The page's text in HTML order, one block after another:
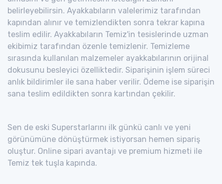
belirleyebilirsin. Ayakkabıların valelerimiz tarafından
kapından alınır ve temizlendikten sonra tekrar kapına
teslim edilir. Ayakkabıların Temiz'in tesislerinde uzman
ekibimiz tarafından özenle temizlenir. Temizleme
sırasında kullanılan malzemeler ayakkabılarının orijinal
dokusunu besleyici özelliktedir. Siparişinin işlem süreci
anlık bildirimler ile sana haber verilir. Ödeme ise siparişin
sana teslim edildikten sonra kartından çekilir.
Sen de eski Superstarlarını ilk günkü canlı ve yeni
görünümüne dönüştürmek istiyorsan hemen sipariş
oluştur. Online sipari avantajı ve premium hizmeti ile
Temiz tek tuşla kapında.